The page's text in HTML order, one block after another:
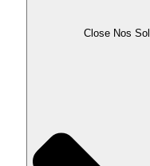
Close Nos